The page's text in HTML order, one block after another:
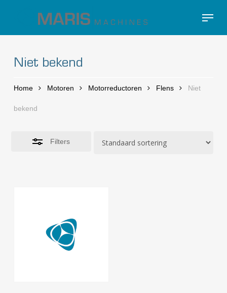
main
Menu
Niet bekend
Home Motoren Motorreductoren Flens Niet
bekend
Filters
Close
Filters
Close